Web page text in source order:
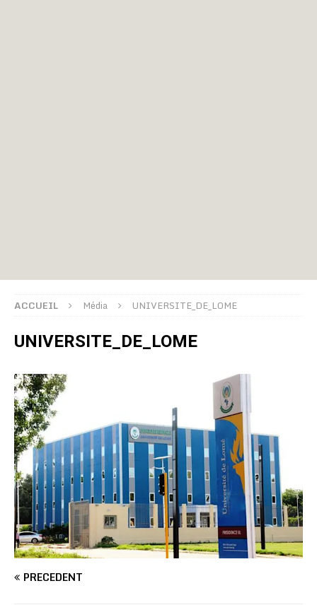
ACCUEIL Média UNIVERSITE_DE_LOME
UNIVERSITE_DE_LOME
PRÉCÉDENT